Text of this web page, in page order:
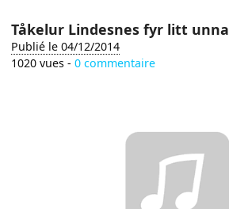
Tåkelur Lindesnes fyr litt unna
Publié le 04/12/2014
1020 vues -0 commentaire